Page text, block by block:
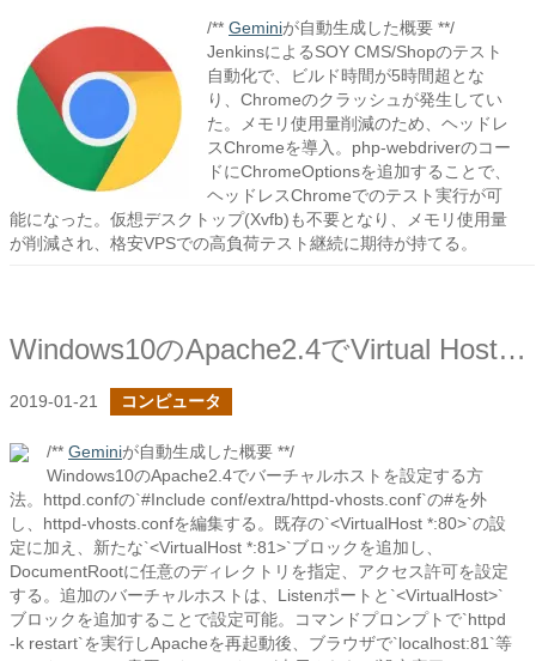
/** Geminiが自動生成した概要 **/
JenkinsによるSOY CMS/Shopのテスト
自動化で、ビルド時間が5時間超とな
り、Chromeのクラッシュが発生してい
た。メモリ使用量削減のため、ヘッドレ
スChromeを導入。php-webdriverのコー
ドにChromeOptionsを追加することで、
ヘッドレスChromeでのテスト実行が可
能になった。仮想デスクトップ(Xvfb)も不要となり、メモリ使用量
が削減され、格安VPSでの高負荷テスト継続に期待が持てる。
Windows10のApache2.4でVirtual Hostを設ける
2019-01-21 コンピュータ
/** Geminiが自動生成した概要 **/
Windows10のApache2.4でバーチャルホストを設定する方
法。httpd.confの`#Include conf/extra/httpd-vhosts.conf`の#を外
し、httpd-vhosts.confを編集する。既存の`<VirtualHost *:80>`の設
定に加え、新たな`<VirtualHost *:81>`ブロックを追加し、
DocumentRootに任意のディレクトリを指定、アクセス許可を設定
する。追加のバーチャルホストは、Listenポートと`<VirtualHost>`
ブロックを追加することで設定可能。コマンドプロンプトで`httpd
-k restart`を実行しApacheを再起動後、ブラウザで`localhost:81`等